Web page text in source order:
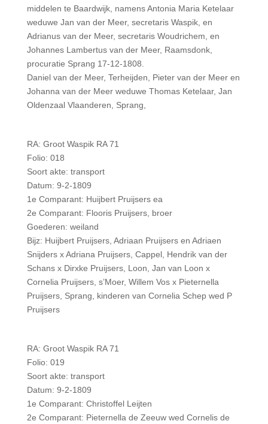
middelen te Baardwijk, namens Antonia Maria Ketelaar
weduwe Jan van der Meer, secretaris Waspik, en
Adrianus van der Meer, secretaris Woudrichem, en
Johannes Lambertus van der Meer, Raamsdonk,
procuratie Sprang 17-12-1808.
Daniel van der Meer, Terheijden, Pieter van der Meer en
Johanna van der Meer weduwe Thomas Ketelaar, Jan
Oldenzaal Vlaanderen, Sprang,
RA: Groot Waspik RA 71
Folio: 018
Soort akte: transport
Datum: 9-2-1809
1e Comparant: Huijbert Pruijsers ea
2e Comparant: Flooris Pruijsers, broer
Goederen: weiland
Bijz: Huijbert Pruijsers, Adriaan Pruijsers en Adriaen
Snijders x Adriana Pruijsers, Cappel, Hendrik van der
Schans x Dirxke Pruijsers, Loon, Jan van Loon x
Cornelia Pruijsers, s’Moer, Willem Vos x Pieternella
Pruijsers, Sprang, kinderen van Cornelia Schep wed P
Pruijsers
RA: Groot Waspik RA 71
Folio: 019
Soort akte: transport
Datum: 9-2-1809
1e Comparant: Christoffel Leijten
2e Comparant: Pieternella de Zeeuw wed Cornelis de